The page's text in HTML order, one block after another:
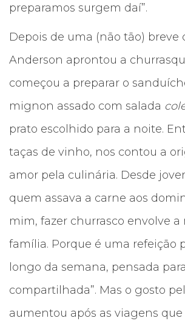
preparamos surgem daí”.
Depois de uma (não tão) breve
Anderson aprontou a
começou a preparar o
mignon assado com salada
prato escolhido para a noite.
taças de vinho, nos contou a
amor pela culinária. Desde
quem assava a carne aos
mim, fazer churrasco envolve a
família. Porque é uma refeição
longo da semana, pensada
compartilhada”. Mas o gosto
aumentou após as viagens que